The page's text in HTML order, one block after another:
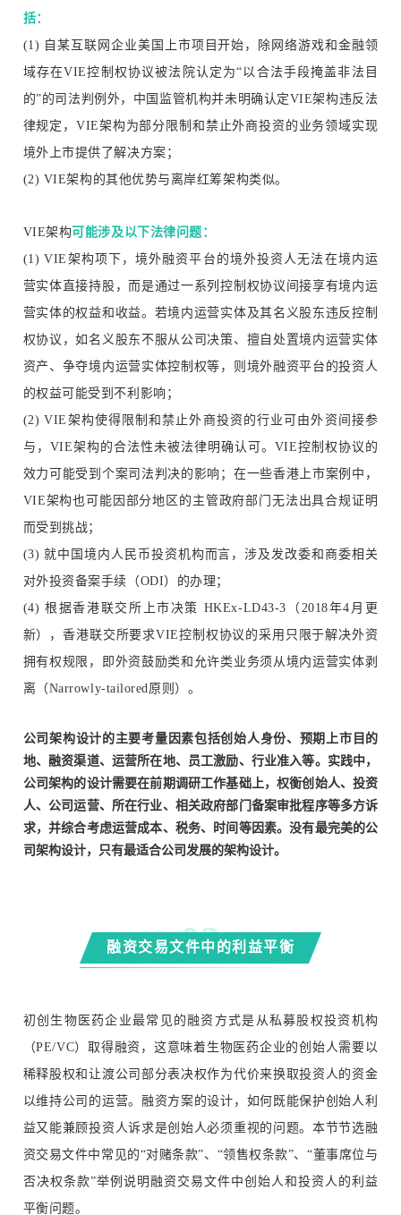
括：
(1) 自某互联网企业美国上市项目开始，除网络游戏和金融领
域存在VIE控制权协议被法院认定为“以合法手段掩盖非法目
的”的司法判例外，中国监管机构并未明确认定VIE架构违反法
律规定，VIE架构为部分限制和禁止外商投资的业务领域实现
境外上市提供了解决方案；
(2) VIE架构的其他优势与离岸红筹架构类似。
VIE架构可能涉及以下法律问题：
(1) VIE架构项下，境外融资平台的境外投资人无法在境内运
营实体直接持股，而是通过一系列控制权协议间接享有境内运
营实体的权益和收益。若境内运营实体及其名义股东违反控制
权协议，如名义股东不服从公司决策、擅自处置境内运营实体
资产、争夺境内运营实体控制权等，则境外融资平台的投资人
的权益可能受到不利影响；
(2) VIE架构使得限制和禁止外商投资的行业可由外资间接参
与，VIE架构的合法性未被法律明确认可。VIE控制权协议的
效力可能受到个案司法判决的影响；在一些香港上市案例中，
VIE架构也可能因部分地区的主管政府部门无法出具合规证明
而受到挑战；
(3) 就中国境内人民币投资机构而言，涉及发改委和商委相关
对外投资备案手续（ODI）的办理；
(4) 根据香港联交所上市决策 HKEx-LD43-3（2018年4月更
新），香港联交所要求VIE控制权协议的采用只限于解决外资
拥有权规限，即外资鼓励类和允许类业务须从境内运营实体剥
离（Narrowly-tailored原则）。
公司架构设计的主要考量因素包括创始人身份、预期上市目的
地、融资渠道、运营所在地、员工激励、行业准入等。 实践中，
公司架构的设计需要在前期调研工作基础上，权衡创始人、投资
人、公司运营、所在行业、相关政府部门备案审批程序等多方诉
求，并综合考虑运营成本、税务、时间等因素。没有最完美的公
司架构设计，只有最适合公司发展的架构设计。
02
融资交易文件中的利益平衡
初创生物医药企业最常见的融资方式是从私募股权投资机构
（PE/VC）取得融资，这意味着生物医药企业的创始人需要以
稀释股权和让渡公司部分表决权作为代价来换取投资人的资金
以维持公司的运营。融资方案的设计，如何既能保护创始人利
益又能兼顾投资人诉求是创始人必须重视的问题。本节节选融
资交易文件中常见的“对赌条款”、“领售权条款”、“董事席位与
否决权条款”举例说明融资交易文件中创始人和投资人的利益
平衡问题。